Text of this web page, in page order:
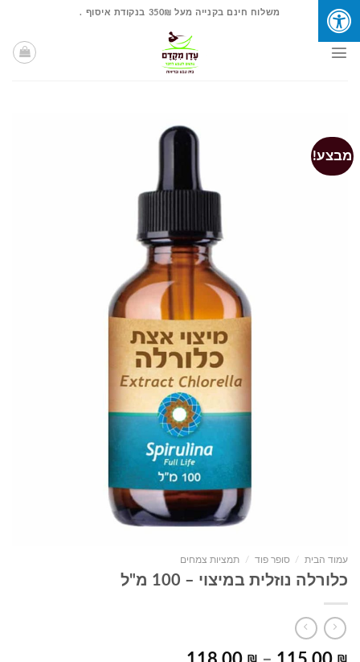
Skip
to
content
משלוח חינם בקנייה מעל 350₪ בנקודת איסוף .
מבצע!
עמוד הבית / סופר פוד / תמציות צמחים
כלורלה נוזלית במיצוי – 100 מ"ל
₪
₪